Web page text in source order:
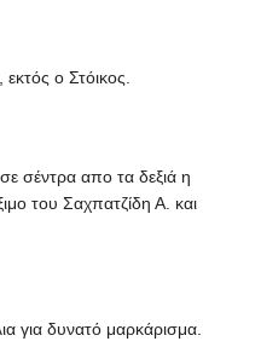
ο Στόικος.
σέντρα απο τα δεξιά η
του Σαχπατζίδη Α. και
για δυνατό μαρκάρισμα.